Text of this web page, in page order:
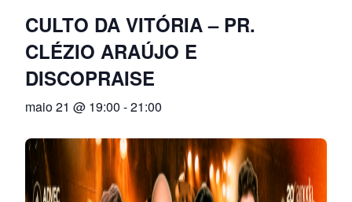
CULTO DA VITÓRIA – PR.
CLÉZIO ARAÚJO E
DISCOPRAISE
maio 21 @ 19:00 -21:00